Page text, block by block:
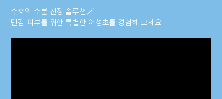
수호의 수분 진정 솔루션🪄
민감 피부를 위한 특별한 어성초를 경험해 보세요